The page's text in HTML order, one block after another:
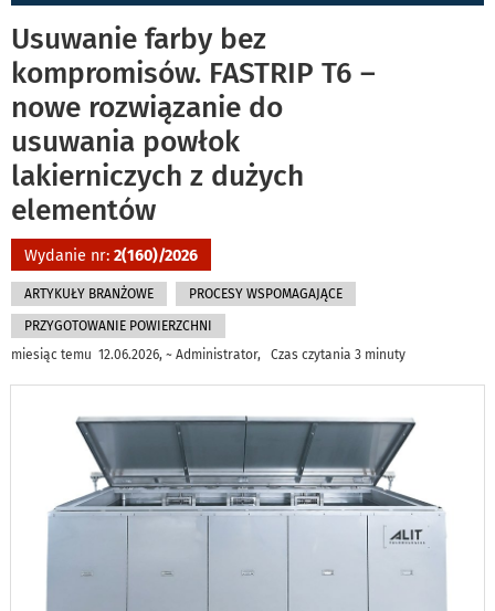
Usuwanie farby bez
kompromisów. FASTRIP T6 –
nowe rozwiązanie do
usuwania powłok
lakierniczych z dużych
elementów
Wydanie nr: 2(160)/2026
ARTYKUŁY BRANŻOWE PROCESY WSPOMAGAJĄCE
PRZYGOTOWANIE POWIERZCHNI
miesiąc temu 12.06.2026, ~ Administrator, Czas czytania 3 minuty